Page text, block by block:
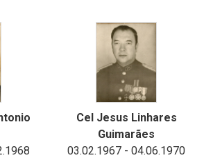
Cel Jesus Linhares
Guimarães
03.02.1967 - 04.06.1970